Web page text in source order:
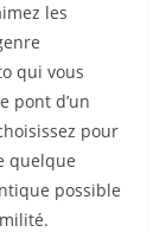
les
qui vous
pont d’un
pour
quelque
possible